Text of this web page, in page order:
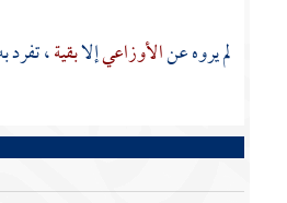
لم يروه عنالأوزاعيإلابقية، تفرد